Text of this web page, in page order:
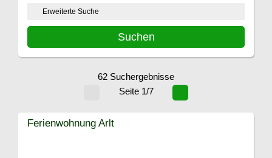
Erweiterte Suche
62 Suchergebnisse
Seite 1/7
Ferienwohnung Arlt